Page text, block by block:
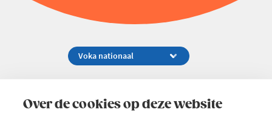
Over de cookies op deze website
02 229 81 11